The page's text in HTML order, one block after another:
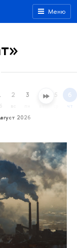
Меню
2026
2 3 4 5 6
чт